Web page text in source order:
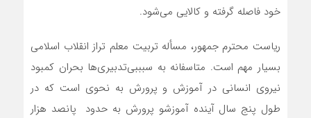
خود فاصله گرفته و کالایی می‌شود.
ریاست محترم جمهور، مسأله تربیت معلم تراز انقلاب اسلامی
بسیار مهم است‌‌. متاسفانه به سبببی‌تدبیری‌ها بحران کمبود
نیروی انسانی در آموزش و پرورش به نحوی است که در
طول پنج سال آینده آموزشو پرورش به حدود پانصد هزار